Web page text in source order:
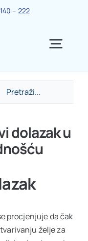
– 222
dolazak u
procjenjuje da čak
želje za